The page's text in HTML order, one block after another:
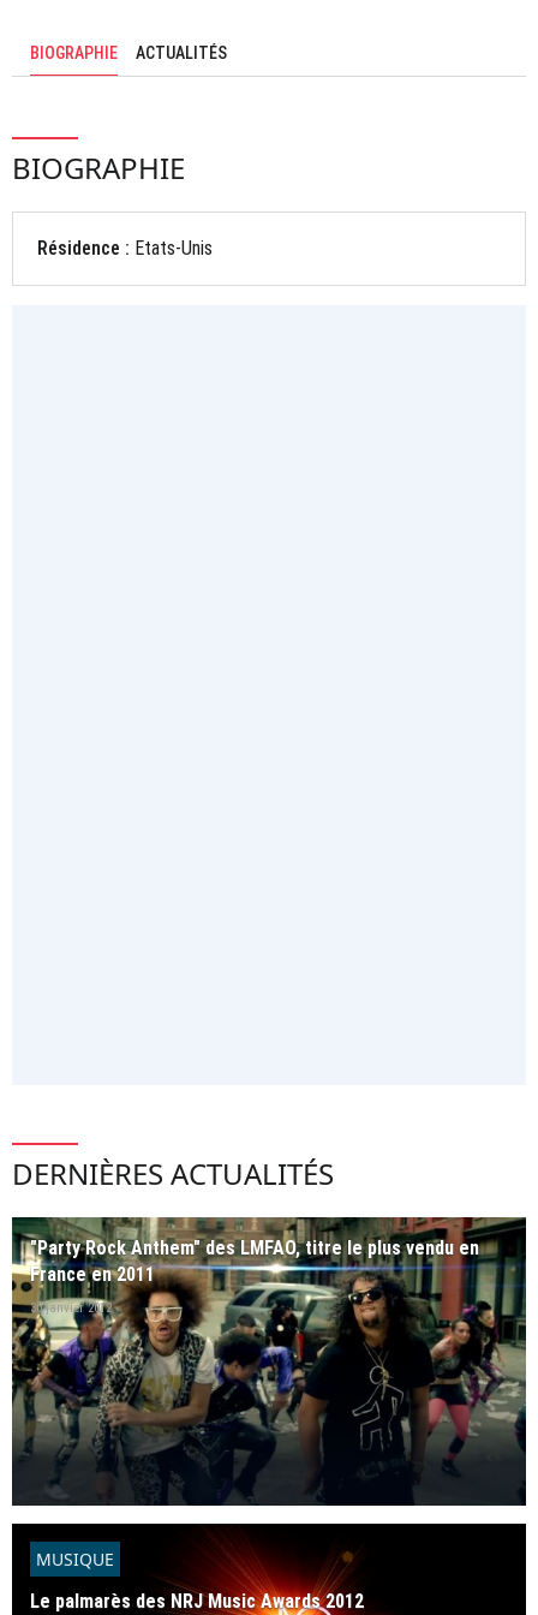
BIOGRAPHIE ACTUALITÉS
BIOGRAPHIE
Résidence : Etats-Unis
DERNIÈRES ACTUALITÉS
"Party Rock Anthem" des LMFAO, titre le plus vendu en
France en 2011
30 janvier 2012
MUSIQUE
Le palmarès des NRJ Music Awards 2012